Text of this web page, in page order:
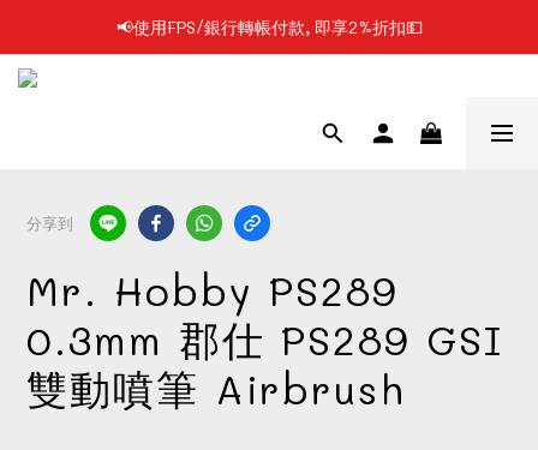
📢凡購物滿$199 順豐自提點免運費📦📦
📢使用FPS/銀行轉帳付款, 即享2%折扣💵
分享到
Mr. Hobby PS289
0.3mm 郡仕 PS289 GSI
雙動噴筆 Airbrush